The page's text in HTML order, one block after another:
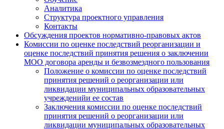
Аналитика
Структура проектного управления
Контакты
Обсуждения проектов нормативно-правовых актов
Комиссии по оценке последствий реорганизации и
оценке последствий принятия решения о заключении
МОО договора аренды и безвозмездного пользования
Положение о комиссии по оценке последствий
принятия решений о реорганизации или
ликвидации муниципальных образовательных
учрежденийи ее состав
Заключения комиссии по оценке последствий
принятия решений о реорганизации или
ликвидации муниципальных образовательных